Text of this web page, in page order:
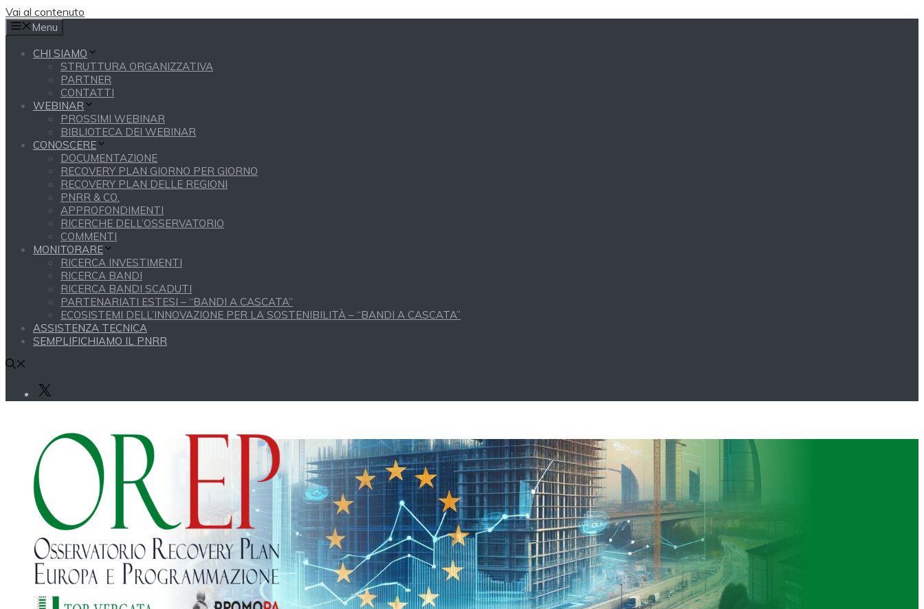
Vai al contenuto
Menu
CHI SIAMO
STRUTTURA ORGANIZZATIVA
PARTNER
CONTATTI
WEBINAR
PROSSIMI WEBINAR
BIBLIOTECA DEI WEBINAR
CONOSCERE
DOCUMENTAZIONE
RECOVERY PLAN GIORNO PER GIORNO
RECOVERY PLAN DELLE REGIONI
PNRR & CO.
APPROFONDIMENTI
RICERCHE DELL’OSSERVATORIO
COMMENTI
MONITORARE
RICERCA INVESTIMENTI
RICERCA BANDI
RICERCA BANDI SCADUTI
PARTENARIATI ESTESI – “BANDI A CASCATA”
ECOSISTEMI DELL’INNOVAZIONE PER LA SOSTENIBILITÀ – “BANDI A CASCATA”
ASSISTENZA TECNICA
SEMPLIFICHIAMO IL PNRR